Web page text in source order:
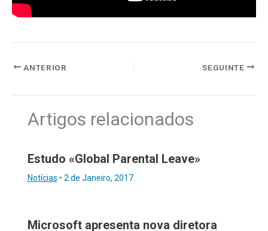
ANTERIOR SEGUINTE
Artigos relacionados
Estudo «Global Parental Leave»
Notícias • 2 de Janeiro, 2017
Microsoft apresenta nova diretora